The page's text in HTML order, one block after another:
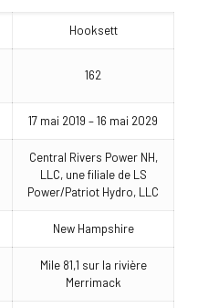
Hooksett
162
17 mai 2019 – 16 mai 2029
Central Rivers Power NH,
LLC, une filiale de LS
Power/Patriot Hydro, LLC
New Hampshire
Mile 81,1 sur la rivière
Merrimack